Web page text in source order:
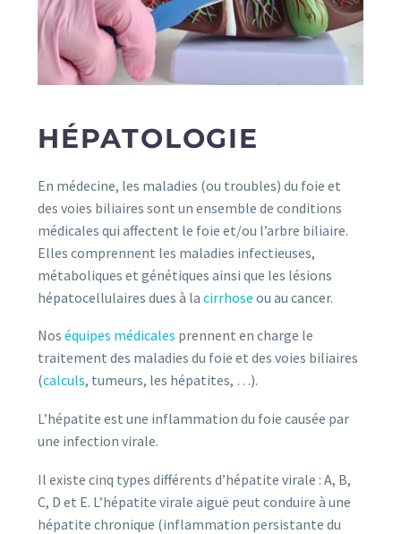
HÉPATOLOGIE
En médecine, les maladies (ou troubles) du foie et
des voies biliaires sont un ensemble de conditions
médicales qui affectent le foie et/ou l’arbre biliaire.
Elles comprennent les maladies infectieuses,
métaboliques et génétiques ainsi que les lésions
hépatocellulaires dues à la cirrhose ou au cancer.
Nos équipes médicales prennent en charge le
traitement des maladies du foie et des voies biliaires
(calculs, tumeurs, les hépatites, …).
L’hépatite est une inflammation du foie causée par
une infection virale.
Il existe cinq types différents d’hépatite virale : A, B,
C, D et E. L’hépatite virale aiguë peut conduire à une
hépatite chronique (inflammation persistante du